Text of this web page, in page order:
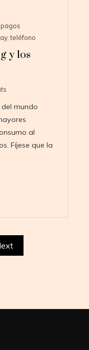
pagos
,teléfono
y los
mundo
al
Fíjese que la